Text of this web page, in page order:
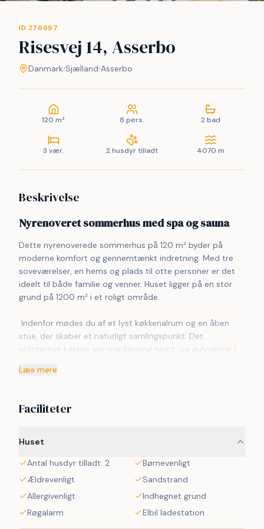
ID 276997
Risesvej 14, Asserbo
Danmark›Sjælland›Asserbo
120 m² 8 pers. 2 bad
3 vær. 2 husdyr tilladt 4070 m
Beskrivelse
Nyrenoveret sommerhus med spa og sauna
Dette nyrenoverede sommerhus på 120 m² byder på
moderne komfort og gennemtænkt indretning. Med tre
soveværelser, en hems og plads til otte personer er det
ideelt til både familie og venner. Huset ligger på en stor
grund på 1200 m² i et roligt område.
stue, der skaber et naturligt samlingspunkt. Det
splinternye køkken gør madlavning nemt, og gulvvarme i
sikrer et behageligt indeklima året rundt.
kombineret brus/badekar. Efter en aktiv dag kan du
er gode rammer for både ro og aktivitet.
Udenfor venter en stor terrasse, delvist overdækket, hvor
du kan nyde lange dage og rolige aftener. Den lukkede vej
giver fredelige omgivelser og tryghed, så du kan koble helt
Læs mere
Faciliteter
Huset
Antal husdyr tilladt: 2
Børnevenligt
Ældrevenligt
Sandstrand
Allergivenligt
Indhegnet grund
Røgalarm
Elbil ladestation